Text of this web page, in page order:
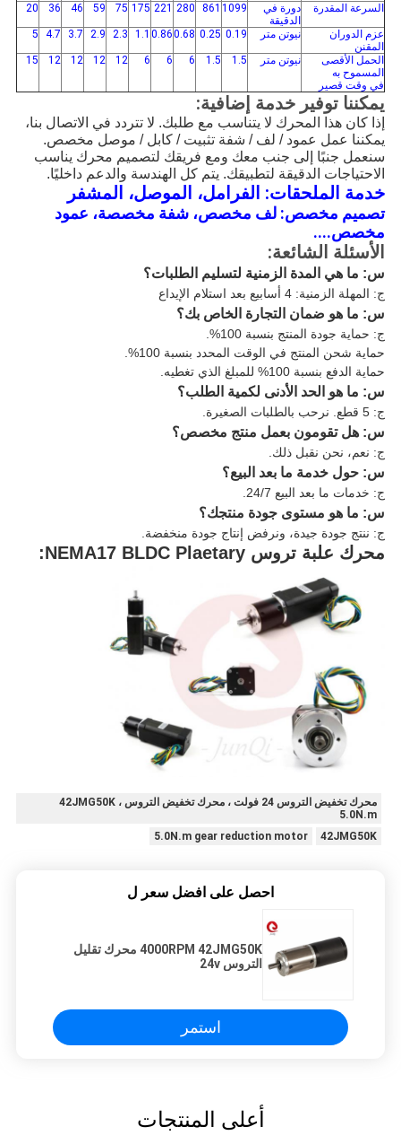
السرعة المقدرة
دورة في
الدقيقة
1099
861
280
221
175
75
59
46
36
20
عزم الدوران
المقنن
نيوتن متر 0.19
0.25
0.68
0.86
1.1
2.3
2.9
3.7
4.7
5
الحمل الأقصى
المسموح به
في وقت قصير
نيوتن متر 1.5
1.5
6
6
6
12
12
12
12
15
يمكننا توفير خدمة إضافية:
إذا كان هذا المحرك لا يتناسب مع طلبك. لا تتردد في الاتصال بنا،
يمكننا عمل عمود / لف / شفة تثبيت / كابل / موصل مخصص.
سنعمل جنبًا إلى جنب معك ومع فريقك لتصميم محرك يناسب
الاحتياجات الدقيقة لتطبيقك. يتم كل الهندسة والدعم داخليًا.
خدمة الملحقات: الفرامل، الموصل، المشفر
تصميم مخصص: لف مخصص، شفة مخصصة، عمود
مخصص....
الأسئلة الشائعة:
س: ما هي المدة الزمنية لتسليم الطلبات؟
ج: المهلة الزمنية: 4 أسابيع بعد استلام الإيداع
س: ما هو ضمان التجارة الخاص بك؟
ج: حماية جودة المنتج بنسبة 100%.
حماية شحن المنتج في الوقت المحدد بنسبة 100%.
حماية الدفع بنسبة 100% للمبلغ الذي تغطيه.
س: ما هو الحد الأدنى لكمية الطلب؟
ج: 5 قطع. نرحب بالطلبات الصغيرة.
س: هل تقومون بعمل منتج مخصص؟
ج: نعم، نحن نقبل ذلك.
س: حول خدمة ما بعد البيع؟
ج: خدمات ما بعد البيع 24/7.
س: ما هو مستوى جودة منتجك؟
ج: ننتج جودة جيدة، ونرفض إنتاج جودة منخفضة.
محرك علبة تروس NEMA17 BLDC Plaetary:
محرك تخفيض التروس 24 فولت ، محرك تخفيض التروس 42JMG50K ،
5.0N.m
42JMG50K
5.0N.m gear reduction motor
احصل على افضل سعر ل
4000RPM 42JMG50K محرك تقليل
التروس 24v
استمر
أعلى المنتجات